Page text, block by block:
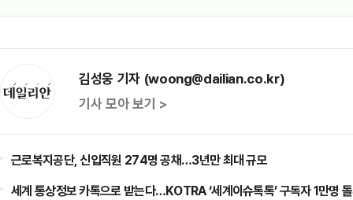
김성웅 기자 (woong@dailian.co.kr)
기사 모아 보기 >
근로복지공단, 신입직원 274명 공채…3년만 최대 규모
세계 통상정보 카톡으로 받는다…KOTRA ‘세계이슈톡톡’ 구독자 1만명